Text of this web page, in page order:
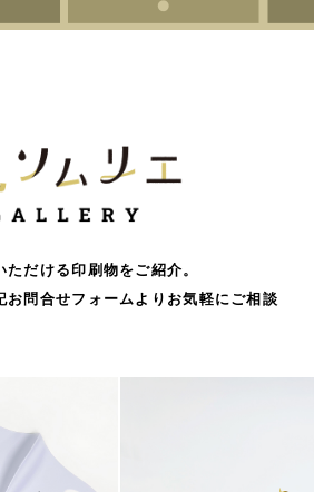
だける印刷物をご紹介。
お問合せフォームよりお気軽にご相談